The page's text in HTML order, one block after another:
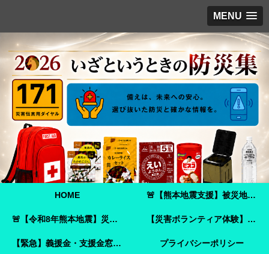
MENU
HOME 🚨【熊本地震支援】被災地へ必要な支援物資を届けませんか？｜Amazonほしい物リストで今すぐ支援できます🚨
🚨【令和8年熊本地震】災害ボランティア参加ガイド｜事前登録・申し込み方法・ボランティア活動保険🚨 【災害ボランティア体験】嘉島町で見た「命を守ることさえ難しい現実」と、全国へ伝えたいこと
【緊急】義援金・支援金窓口のご案内 プライバシーポリシー